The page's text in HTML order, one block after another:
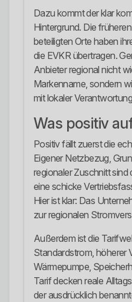
Dazu kommt der klar
Hintergrund. Die
beteiligten Orte haben
die EVKR übertragen.
Anbieter regional nicht
Markenname, sondern
mit lokaler
Was positiv
Positiv fällt zuerst die
Eigener Netzbezug,
regionaler Zuschnitt sind
eine schicke
Hier ist klar: Das
zur regionalen
Außerdem ist die
Standardstrom, höherer
Wärmepumpe,
Tarif decken reale
der ausdrücklich